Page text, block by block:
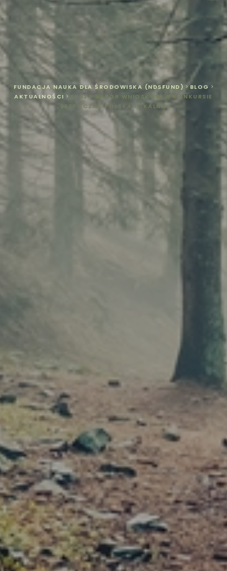
FUNDACJA NAUKA DLA ŚRODOWISKA (NDSFUND) >BLOG >
AKTUALNOŚCI >
RUSZA NABÓR WNIOSKÓW W KONKURSIE
„BEZPIECZNA POLSKA LOKALNIE”